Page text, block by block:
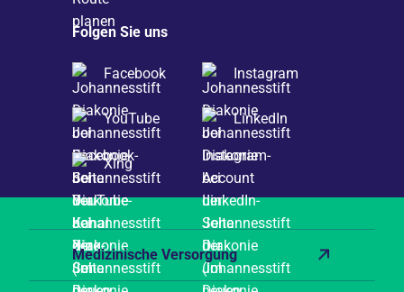
Folgen Sie uns
Facebook Instagram
YouTube LinkedIn
Xing
Medizinische Versorgung